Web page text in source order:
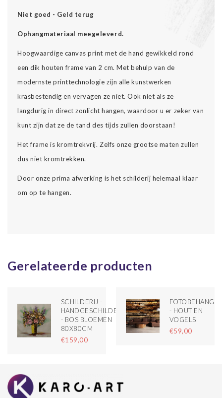
Niet goed - Geld terug
Ophangmateriaal meegeleverd.
Hoogwaardige canvas print met de hand gewikkeld rond
een dik houten frame van 2 cm. Met behulp van de
modernste printtechnologie zijn alle kunstwerken
krasbestendig en vervagen ze niet. Ook niet als ze
langdurig in direct zonlicht hangen, waardoor u er zeker van
kunt zijn dat ze de tand des tijds zullen doorstaan!
Het frame is kromtrekvrij. Zelfs onze grootse maten zullen
dus niet kromtrekken.
Door onze prima afwerking is het schilderij helemaal klaar
om op te hangen.
Gerelateerde producten
SCHILDERIJ -
HANDGESCHILDERD
- BOS BLOEMEN
80X80CM
€159,00
FOTOBEHANG
- HOUT EN
VOGELS
€59,00